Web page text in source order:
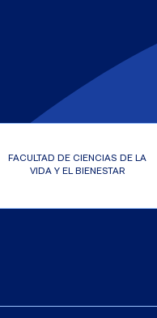
FACULTAD DE CIENCIAS DE LA
VIDA Y EL BIENESTAR